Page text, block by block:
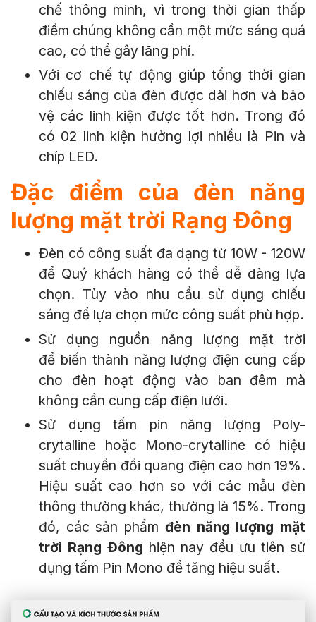
chế thông minh, vì trong thời gian thấp
điểm chúng không cần một mức sáng quá
cao, có thể gây lãng phí.
Với cơ chế tự động giúp tổng thời gian
chiếu sáng của đèn được dài hơn và bảo
vệ các linh kiện được tốt hơn. Trong đó
có 02 linh kiện hưởng lợi nhiều là Pin và
chíp LED.
Đặc điểm của đèn năng
lượng mặt trời Rạng Đông
Đèn có công suất đa dạng từ 10W - 120W
để Quý khách hàng có thể dễ dàng lựa
chọn. Tùy vào nhu cầu sử dụng chiếu
sáng để lựa chọn mức công suất phù hợp.
Sử dụng nguồn năng lượng mặt trời
để biến thành năng lượng điện cung cấp
cho đèn hoạt động vào ban đêm mà
không cần cung cấp điện lưới.
Sử dụng tấm pin năng lượng Poly-
crytalline hoặc Mono-crytalline có hiệu
suất chuyển đổi quang điện cao hơn 19%.
Hiệu suất cao hơn so với các mẫu đèn
thông thường khác, thường là 15%. Trong
đó, các sản phẩm đèn năng lượng mặt
trời Rạng Đông hiện nay đều ưu tiên sử
dụng tấm Pin Mono để tăng hiệu suất.